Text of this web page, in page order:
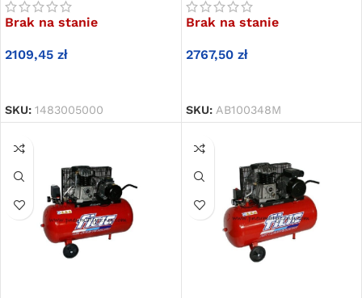
Brak na stanie
2109,45 zł
SKU: 1483005000
Brak na stanie
2767,50 zł
SKU: AB100348M